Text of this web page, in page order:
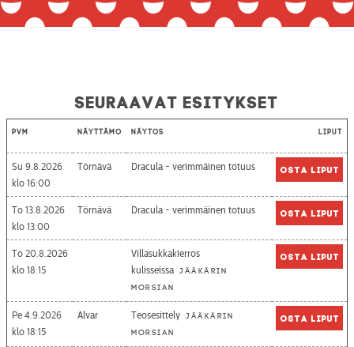
Seuraavat esitykset
Pvm Näyttämö Näytös Liput
Su 9.8.2026
16:00
Törnävä Dracula - verimmäinen totuus Osta liput
To 13.8.2026
13:00
Törnävä Dracula - verimmäinen totuus Osta liput
To 20.8.2026
18:15
Villasukkakierros
kulisseissa Jääkärin
morsian
Osta liput
Pe 4.9.2026
18:15
Alvar Teosesittely Jääkärin
morsian
Osta liput